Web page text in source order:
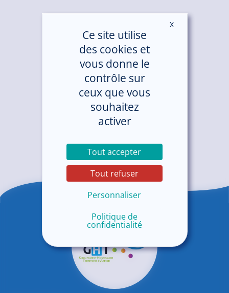
Ce site utilise
des cookies et
vous donne le
contrôle sur
ceux que vous
souhaitez
activer
Tout accepter
Tout refuser
Personnaliser
Politique de
confidentialité
XMasquer le